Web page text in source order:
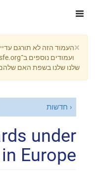
×העמוד הזה לא תורגם
שלנו שלנו בשפת האם
חדשות
under
Europe